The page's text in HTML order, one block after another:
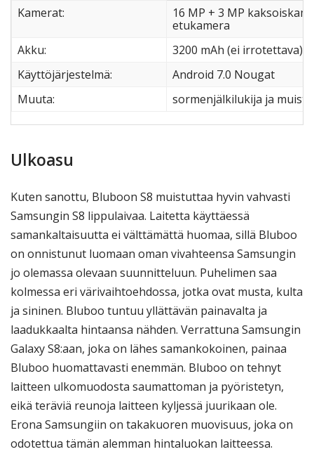
Kamerat:
16 MP + 3 MP
etukamera
Akku:
3200 mAh (ei irrotettava)
Käyttöjärjestelmä:
Android 7.0 Nougat
Muuta:
sormenjälkilukija ja
Ulkoasu
Kuten sanottu, Bluboon S8 muistuttaa hyvin vahvasti
Samsungin S8 lippulaivaa. Laitetta käyttäessä
samankaltaisuutta ei välttämättä huomaa, sillä Bluboo
on onnistunut luomaan oman vivahteensa Samsungin
jo olemassa olevaan suunnitteluun. Puhelimen saa
kolmessa eri värivaihtoehdossa, jotka ovat musta, kulta
ja sininen. Bluboo tuntuu yllättävän painavalta ja
laadukkaalta hintaansa nähden. Verrattuna Samsungin
Galaxy S8:aan, joka on lähes samankokoinen, painaa
Bluboo huomattavasti enemmän. Bluboo on tehnyt
laitteen ulkomuodosta saumattoman ja pyöristetyn,
eikä teräviä reunoja laitteen kyljessä juurikaan ole.
Erona Samsungiin on takakuoren muovisuus, joka on
odotettua tämän alemman hintaluokan laitteessa.